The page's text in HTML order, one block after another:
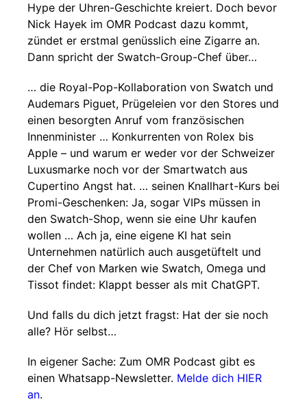
Hype der Uhren-Geschichte kreiert. Doch bevor
Nick Hayek im OMR Podcast dazu kommt,
zündet er erstmal genüsslich eine Zigarre an.
Dann spricht der Swatch-Group-Chef über…
… die Royal-Pop-Kollaboration von Swatch und
Audemars Piguet, Prügeleien vor den Stores und
einen besorgten Anruf vom französischen
Innenminister … Konkurrenten von Rolex bis
Apple – und warum er weder vor der Schweizer
Luxusmarke noch vor der Smartwatch aus
Cupertino Angst hat. … seinen Knallhart-Kurs bei
Promi-Geschenken: Ja, sogar VIPs müssen in
den Swatch-Shop, wenn sie eine Uhr kaufen
wollen … Ach ja, eine eigene KI hat sein
Unternehmen natürlich auch ausgetüftelt und
der Chef von Marken wie Swatch, Omega und
Tissot findet: Klappt besser als mit ChatGPT.
Und falls du dich jetzt fragst: Hat der sie noch
alle? Hör selbst…
In eigener Sache: Zum OMR Podcast gibt es
einen Whatsapp-Newsletter. Melde dich HIER
an.